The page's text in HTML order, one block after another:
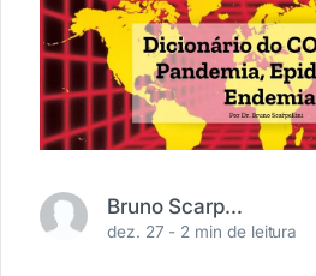
Bruno Scarpellini
dez. 27 - 2 min de leitura